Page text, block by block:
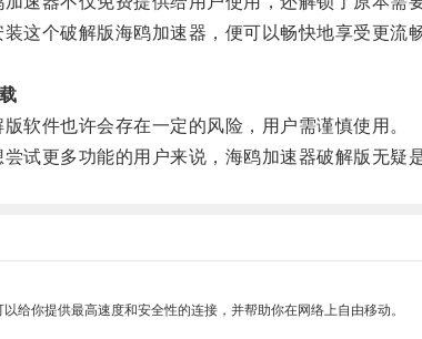
个破解版海鸥加速器，便可以畅快地享受更流畅
件也许会存在一定的风险，用户需谨慎使用。
更多功能的用户来说，海鸥加速器破解版无疑是
给你提供最高速度和安全性的连接，并帮助你在网络上自由移动。